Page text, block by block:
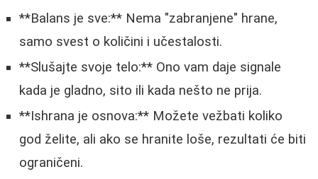
**Balans je sve:** Nema "zabranjene" hrane,
samo svest o količini i učestalosti.
**Slušajte svoje telo:** Ono vam daje signale
kada je gladno, sito ili kada nešto ne prija.
**Ishrana je osnova:** Možete vežbati koliko
god želite, ali ako se hranite loše, rezultati će biti
ograničeni.